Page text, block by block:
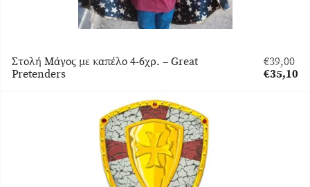
Στολή Μάγος με καπέλο 4-6χρ. – Great
Pretenders
€39,00
Original
€35,10